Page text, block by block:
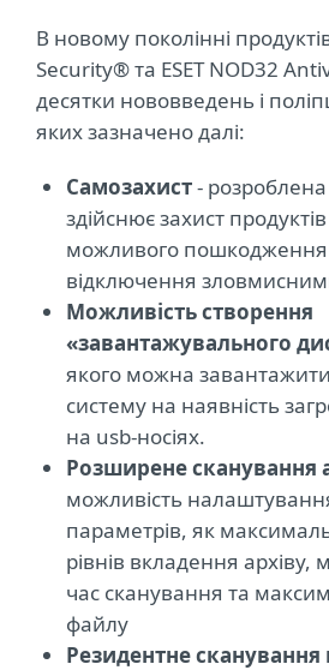
В новому поколінні
Security® та ESET NOD32
десятки нововведень і
яких зазначено далі:
Самозахист- розроблена
здійснює захист продуктів
можливого
відключення
Можливість створення
«завантажувального
якого можна
систему на наявність
на usb-носіях.
Розширене сканування
можливість
параметрів, як
рівнів вкладення
час сканування та
файлу
Резидентне